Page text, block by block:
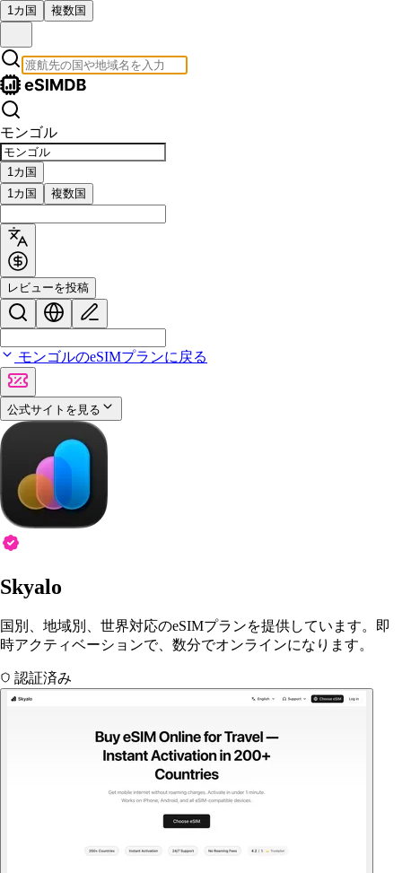
1カ国 複数国
モンゴル
1カ国
1カ国
複数国
レビューを投稿
モンゴルのeSIMプランに戻る
公式サイトを見る
Skyalo
国別、地域別、世界対応のeSIMプランを提供しています。即
時アクティベーションで、数分でオンラインになります。
認証済み